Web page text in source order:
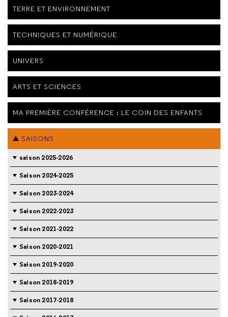
TERRE ET ENVIRONNEMENT
TECHNIQUES ET NUMÉRIQUE
UNIVERS
ARTS ET SCIENCES
MA PREMIÈRE CONFÉRENCE : LE COIN DES ENFANTS
SAISONS
saison 2025-2026
Saison 2024-2025
Saison 2023-2024
Saison 2022-2023
Saison 2021-2022
Saison 2020-2021
Saison 2019-2020
Saison 2018-2019
Saison 2017-2018